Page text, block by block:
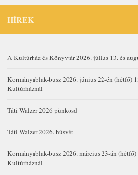
HÍREK
A Kultúrház és Könyvtár 2026. július 13. és
Kormányablak-busz 2026. június 22-én (hétfő)
Kultúrháznál
Táti Walzer 2026 pünkösd
Táti Walzer 2026. húsvét
Kormányablak-busz 2026. március 23-án
Kultúrháznál